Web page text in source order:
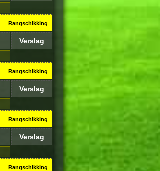
Rangschikking
Verslag
Rangschikking
Verslag
Rangschikking
Verslag
Rangschikking